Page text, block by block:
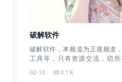
破解软件
破解软件，本频道为正规频道
工具等，只有资源交流，切
络，本频道只做整理发布，仅
请于24小时内删除，不得将上
02-10 8.1 K